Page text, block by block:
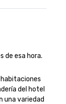
de esa hora.
del hotel
una variedad